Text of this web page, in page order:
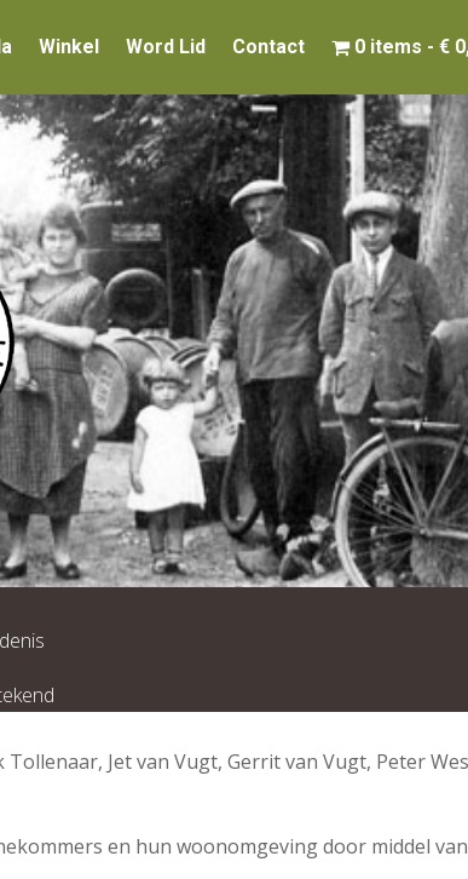
Winkel Word Lid Contact 0 items €
Jet van Vugt, Gerrit van Vugt, Peter
en hun woonomgeving door middel van